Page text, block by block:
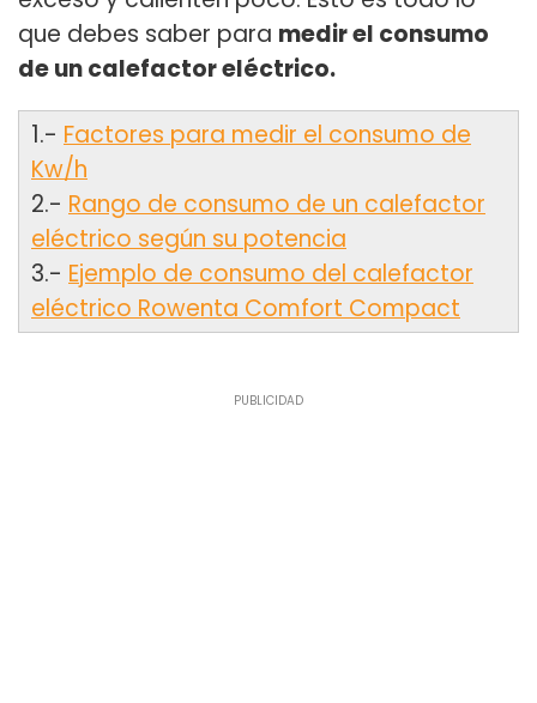
que debes saber para medir el consumo
de un calefactor eléctrico.
1.- Factores para medir el consumo de
Kw/h
2.- Rango de consumo de un calefactor
eléctrico según su potencia
3.- Ejemplo de consumo del calefactor
eléctrico Rowenta Comfort Compact